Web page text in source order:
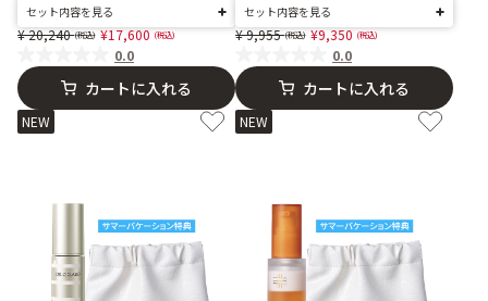
セット内容を見る
Price reduced from
20,240to
17,600
0.0
カートに入れる
セット内容を見る
Price reduced from
9,955to
9,350
0.0
カートに入れる
NEW NEW